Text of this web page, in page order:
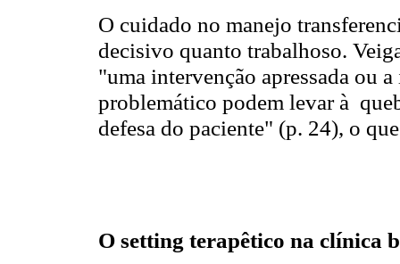
O cuidado no manejo
decisivo quanto trabalhoso.
"uma intervenção apressada ou
problemático podem levar à
defesa do paciente" (p. 24), o
O setting terapêtico na clínica